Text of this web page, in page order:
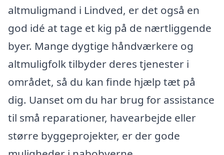
altmuligmand i Lindved, er det også en
god idé at tage et kig på de nærtliggende
byer. Mange dygtige håndværkere og
altmuligfolk tilbyder deres tjenester i
området, så du kan finde hjælp tæt på
dig. Uanset om du har brug for assistance
til små reparationer, havearbejde eller
større byggeprojekter, er der gode